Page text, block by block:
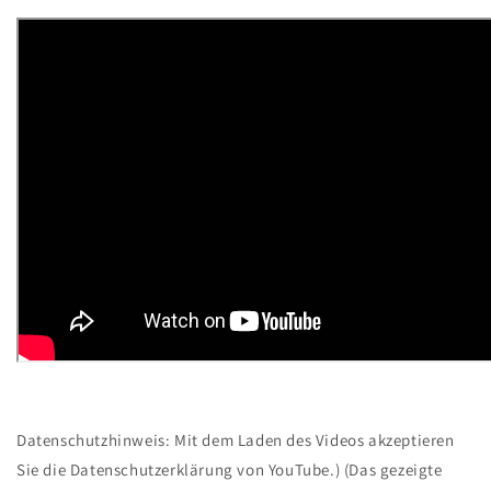
Datenschutzhinweis: Mit dem Laden des Videos akzeptieren
Sie die Datenschutzerklärung von YouTube.) (Das gezeigte